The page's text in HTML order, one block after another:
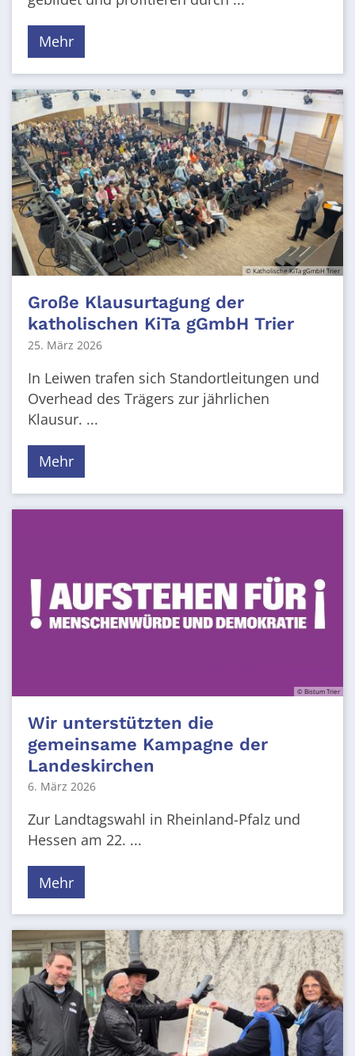
Mehr
© Katholische KiTa gGmbH Trier
Große Klausurtagung der
katholischen KiTa gGmbH Trier
25. März 2026
In Leiwen trafen sich Standortleitungen und
Overhead des Trägers zur jährlichen
Klausur. ...
Mehr
© Bistum Trier
Wir unterstützten die
gemeinsame Kampagne der
Landeskirchen
6. März 2026
Zur Landtagswahl in Rheinland-Pfalz und
Hessen am 22. ...
Mehr